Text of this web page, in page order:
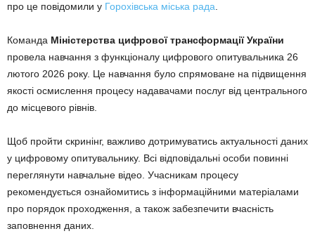
про це повідомили у Горохівська міська рада
Команда Міністерства цифрової трансформації України
провела навчання з функціоналу цифрового опитувальника 26
лютого 2026 року. Це навчання було спрямоване на підвищення
якості осмислення процесу надавачами послуг від центрального
до місцевого рівнів.
Щоб пройти скринінг, важливо дотримуватись актуальності даних
у цифровому опитувальнику. Всі відповідальні особи повинні
переглянути навчальне відео. Учасникам процесу
рекомендується ознайомитись з інформаційними матеріалами
про порядок проходження, а також забезпечити вчасність
заповнення даних.